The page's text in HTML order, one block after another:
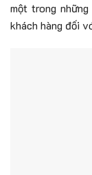
một trong
khách hàng đối